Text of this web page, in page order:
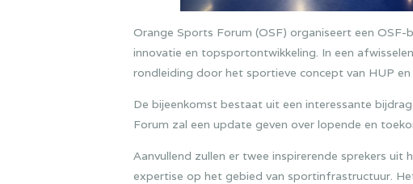
Orange Sports Forum (OSF) organiseert een OSF-
innovatie en topsportontwikkeling. In een
rondleiding door het sportieve concept van HUP en
De bijeenkomst bestaat uit een interessante
Forum zal een update geven over lopende en
Aanvullend zullen er twee inspirerende sprekers
expertise op het gebied van sportinfrastructuur.